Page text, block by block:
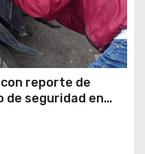
reporte de
seguridad en